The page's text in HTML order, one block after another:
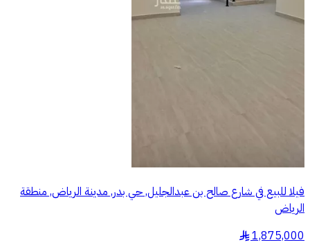
فيلا للبيع في شارع صالح بن عبدالجليل, حي بدر, مدينة الرياض, منطقة
الرياض
1,875,000
§